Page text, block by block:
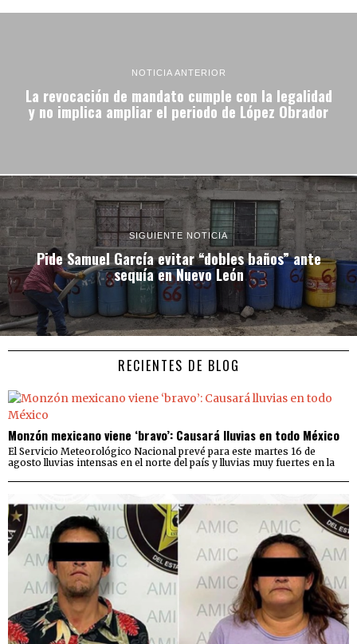
NOTICIA ANTERIOR
La revocación de mandato cumple con la legalidad
y no implica ampliar el periodo de López Obrador
SIGUIENTE NOTICIA
Pide Samuel García evitar “dobles baños” ante
sequía en Nuevo León
RECIENTES DE BLOG
Monzón mexicano viene ‘bravo’: Causará lluvias en todo México
El Servicio Meteorológico Nacional prevé para este martes 16 de
agosto lluvias intensas en el norte del país y lluvias muy fuertes en la